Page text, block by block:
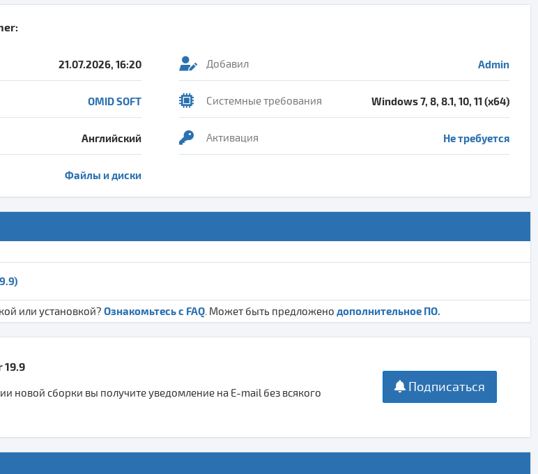
:
21.07.2026, 16:20 Добавил Admin
OMID SOFT Системные требования Windows 7, 8, 8.1, 10, 11 (x64)
Английский Активация Не требуется
Файлы и диски
или установкой? Ознакомьтесь с FAQ. Может быть предложено дополнительное ПО.
19.9
новой сборки вы получите уведомление на E-mail без всякого
Подписаться